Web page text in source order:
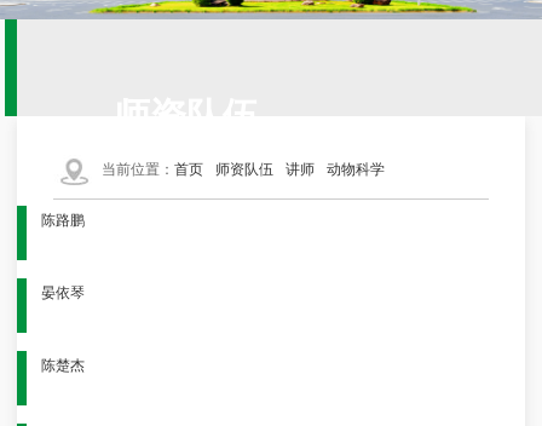
当前位置：首页 师资队伍 讲师 动物科学
陈路鹏
晏依琴
陈楚杰